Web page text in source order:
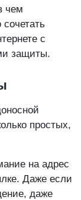
чем
с
защиты.
простых,
на адрес
Даже если
даже